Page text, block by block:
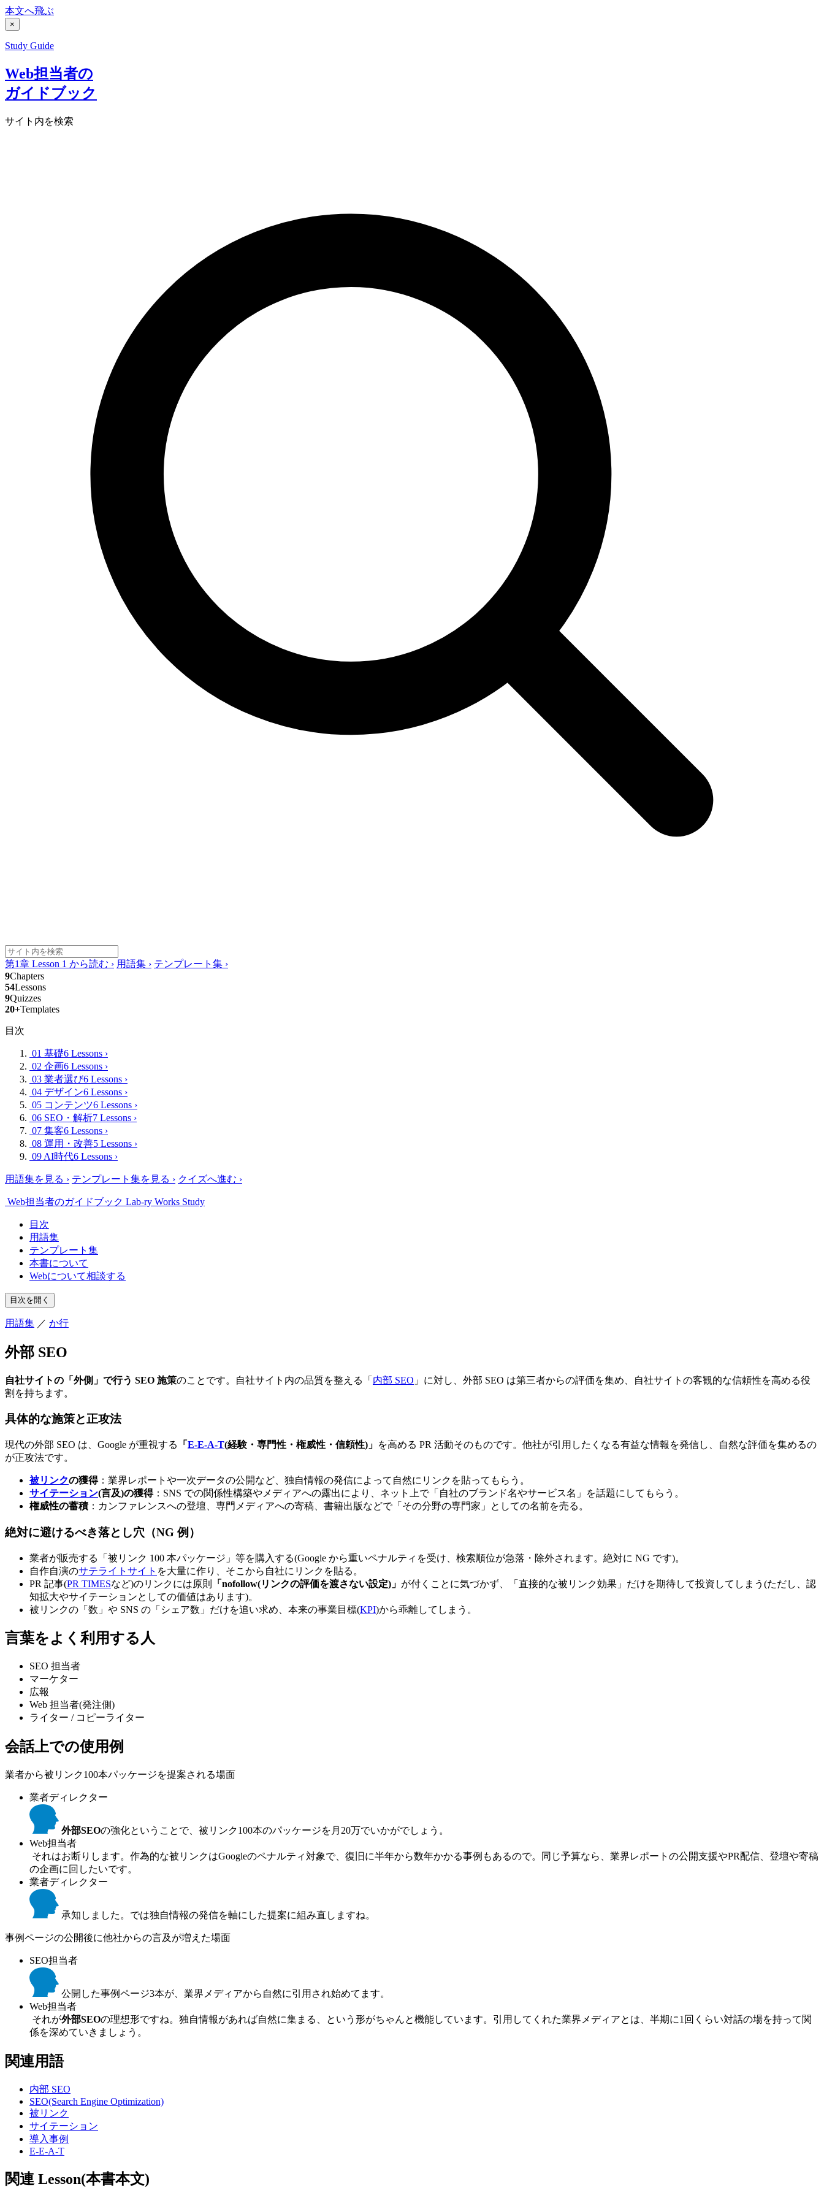
本文へ飛ぶ
×
Study Guide
Web担当者の
ガイドブック
サイト内を検索
第1章 Lesson 1 から読む › 用語集 › テンプレート集 ›
9Chapters
54Lessons
9Quizzes
20+Templates
目次
01 基礎6 Lessons ›
02 企画6 Lessons ›
03 業者選び6 Lessons ›
04 デザイン6 Lessons ›
05 コンテンツ6 Lessons ›
06 SEO・解析7 Lessons ›
07 集客6 Lessons ›
08 運用・改善5 Lessons ›
09 AI時代6 Lessons ›
用語集を見る › テンプレート集を見る › クイズへ進む ›
Web担当者のガイドブック Lab-ry Works Study
目次
用語集
テンプレート集
本書について
Webについて相談する
目次を開く
用語集 ／ か行
外部 SEO
自社サイトの「外側」で行う SEO 施策のことです。自社サイト内の品質を整える「 内部 SEO 」に対し、外部 SEO は第三者からの評価を集め、自社サイトの客観的な信頼性を高める役
割を持ちます。
具体的な施策と正攻法
現代の外部 SEO は、Google が重視する 「 E-E-A-T(経験・専門性・権威性・信頼性)」 を高める PR 活動そのものです。他社が引用したくなる有益な情報を発信し、自然な評価を集めるの
が正攻法です。
被リンクの獲得：業界レポートや一次データの公開など、独自情報の発信によって自然にリンクを貼ってもらう。
サイテーション(言及)の獲得：SNS での関係性構築やメディアへの露出により、ネット上で「自社のブランド名やサービス名」を話題にしてもらう。
権威性の蓄積：カンファレンスへの登壇、専門メディアへの寄稿、書籍出版などで「その分野の専門家」としての名前を売る。
絶対に避けるべき落とし穴（NG 例）
業者が販売する「被リンク 100 本パッケージ」等を購入する(Google から重いペナルティを受け、検索順位が急落・除外されます。絶対に NG です)。
自作自演のサテライトサイト を大量に作り、そこから自社にリンクを貼る。
PR 記事(PR TIMESなど)のリンクには原則 「nofollow(リンクの評価を渡さない設定)」 が付くことに気づかず、「直接的な被リンク効果」だけを期待して投資してしまう(ただし、認
知拡大やサイテーションとしての価値はあります)。
被リンクの「数」や SNS の「シェア数」だけを追い求め、本来の事業目標(KPI)から乖離してしまう。
言葉をよく利用する人
SEO 担当者
マーケター
広報
Web 担当者(発注側)
ライター / コピーライター
会話上での使用例
業者から被リンク100本パッケージを提案される場面
業者ディレクター
外部SEOの強化ということで、被リンク100本のパッケージを月20万でいかがでしょう。
Web担当者
それはお断りします。作為的な被リンクはGoogleのペナルティ対象で、復旧に半年から数年かかる事例もあるので。同じ予算なら、業界レポートの公開支援やPR配信、登壇や寄稿
の企画に回したいです。
業者ディレクター
承知しました。では独自情報の発信を軸にした提案に組み直しますね。
事例ページの公開後に他社からの言及が増えた場面
SEO担当者
公開した事例ページ3本が、業界メディアから自然に引用され始めてます。
Web担当者
それが外部SEOの理想形ですね。独自情報があれば自然に集まる、という形がちゃんと機能しています。引用してくれた業界メディアとは、半期に1回くらい対話の場を持って関
係を深めていきましょう。
関連用語
内部 SEO
SEO(Search Engine Optimization)
被リンク
サイテーション
導入事例
E-E-A-T
関連 Lesson(本書本文)